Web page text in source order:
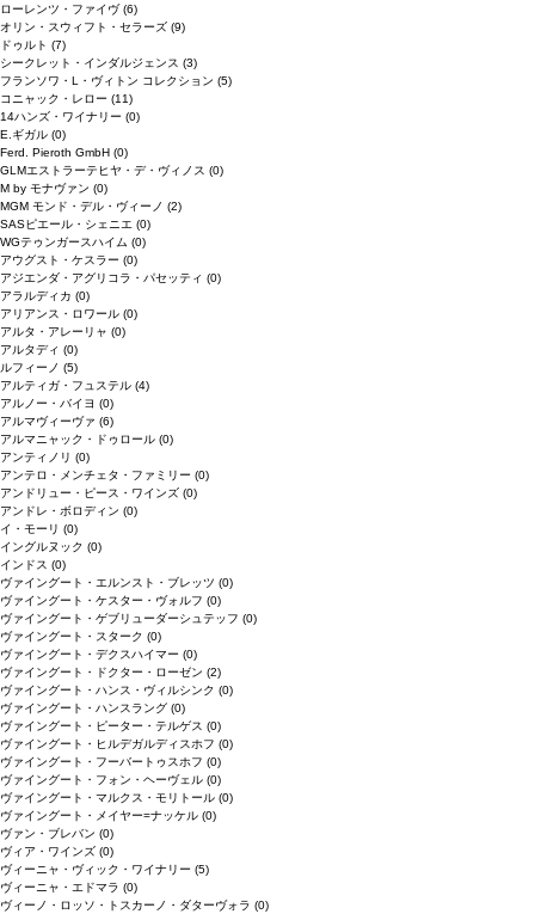
ローレンツ・ファイヴ(6)
オリン・スウィフト・セラーズ (9)
ドゥルト (7)
シークレット・インダルジェンス (3)
フランソワ・L・ヴィトン コレクション (5)
コニャック・レロー (11)
14ハンズ・ワイナリー (0)
E.ギガル (0)
Ferd. Pieroth GmbH (0)
GLMエストラーテヒヤ・デ・ヴィノス (0)
M by モナヴァン (0)
MGM モンド・デル・ヴィーノ (2)
SASピエール・シェニエ (0)
WGテゥンガースハイム (0)
アウグスト・ケスラー (0)
アジエンダ・アグリコラ・パセッティ (0)
アラルディカ (0)
アリアンス・ロワール (0)
アルタ・アレーリャ (0)
アルタディ (0)
ルフィーノ (5)
アルティガ・フュステル (4)
アルノー・バイヨ (0)
アルマヴィーヴァ (6)
アルマニャック・ドゥロール (0)
アンティノリ (0)
アンテロ・メンチェタ・ファミリー (0)
アンドリュー・ピース・ワインズ (0)
アンドレ・ボロディン (0)
イ・モーリ (0)
イングルヌック (0)
インドス (0)
ヴァイングート・エルンスト・ブレッツ (0)
ヴァイングート・ケスター・ヴォルフ (0)
ヴァイングート・ゲブリューダーシュテッフ (0)
ヴァイングート・スターク (0)
ヴァイングート・デクスハイマー (0)
ヴァイングート・ドクター・ローゼン (2)
ヴァイングート・ハンス・ヴィルシンク (0)
ヴァイングート・ハンスラング (0)
ヴァイングート・ピーター・テルゲス (0)
ヴァイングート・ヒルデガルディスホフ (0)
ヴァイングート・フーバートゥスホフ (0)
ヴァイングート・フォン・ヘーヴェル (0)
ヴァイングート・マルクス・モリトール (0)
ヴァイングート・メイヤー=ナッケル (0)
ヴァン・ブレバン (0)
ヴィア・ワインズ (0)
ヴィーニャ・ヴィック・ワイナリー (5)
ヴィーニャ・エドマラ (0)
ヴィーノ・ロッソ・トスカーノ・ダターヴォラ (0)